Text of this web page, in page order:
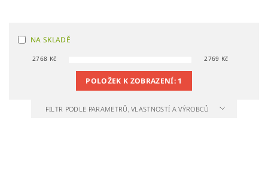
NA SKLADĚ
2768 Kč 2769 Kč
POLOŽEK K ZOBRAZENÍ: 1
FILTR PODLE PARAMETRŮ, VLASTNOSTÍ A VÝROBCŮ